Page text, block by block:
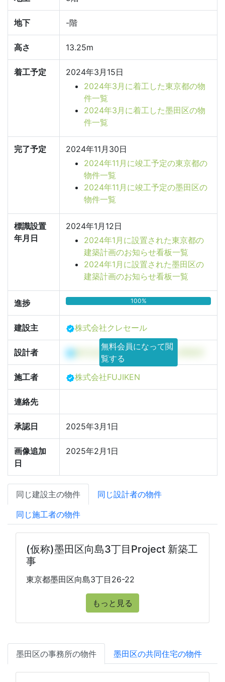
地下 -階
高さ 13.25m
着工予定
2024年3月15日
2024年3月に着工した東京都の物
件一覧
2024年3月に着工した墨田区の物
件一覧
完了予定
2024年11月30日
2024年11月に竣工予定の東京都の
物件一覧
2024年11月に竣工予定の墨田区の
物件一覧
標識設置
年月日
2024年1月12日
2024年1月に設置された東京都の
建築計画のお知らせ看板一覧
2024年1月に設置された墨田区の
建築計画のお知らせ看板一覧
進捗 100%
建設主 株式会社クレセール
設計者 株式会社FUJIKEN一級建築士事務所
無料会員になって閲
覧する
施工者
株式会社FUJIKEN
連絡先
承認日 2025年3月1日
画像追加
日
2025年2月1日
同じ建設主の物件
同じ設計者の物件
同じ施工者の物件
(仮称)墨田区向島3丁目Project 新築工
事
東京都墨田区向島3丁目26-22
もっと見る
墨田区の事務所の物件 墨田区の共同住宅の物件